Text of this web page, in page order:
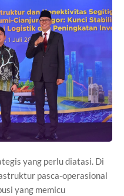
yang perlu diatasi. Di
pasca-operasional
yang memicu